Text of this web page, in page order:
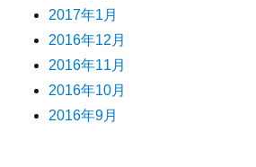
2017年1月
2016年12月
2016年11月
2016年10月
2016年9月